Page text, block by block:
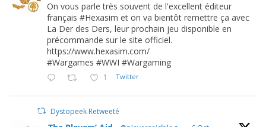
On vous parle très souvent de l'excellent éditeur
français #Hexasim et on va bientôt remettre ça avec
La Der des Ders, leur prochain jeu disponible en
précommande sur le site officiel.
https://www.hexasim.com/
#Wargames #WWI #Wargaming
1 Twitter
Dystopeek Retweeté